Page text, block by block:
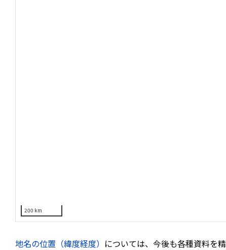
200 km
地名の位置（緯度経度） については、今後も各種資料を